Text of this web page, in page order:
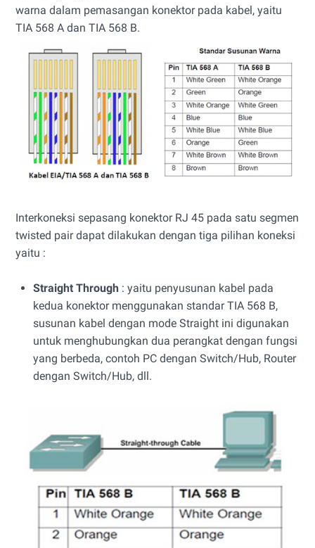
warna dalam pemasangan konektor pada kabel, yaitu
TIA 568 A dan TIA 568 B.
Interkoneksi sepasang konektor RJ 45 pada satu segmen
twisted pair dapat dilakukan dengan tiga pilihan koneksi
yaitu :
Straight Through : yaitu penyusunan kabel pada
kedua konektor menggunakan standar TIA 568 B,
susunan kabel dengan mode Straight ini digunakan
untuk menghubungkan dua perangkat dengan fungsi
yang berbeda, contoh PC dengan Switch/Hub, Router
dengan Switch/Hub, dll.